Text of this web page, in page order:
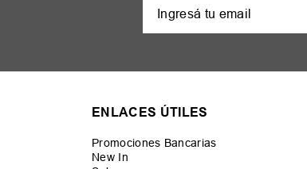
ENLACES ÚTILES
Promociones Bancarias
New In